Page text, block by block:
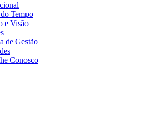
Tempo
e Visão
de Gestão
Conosco